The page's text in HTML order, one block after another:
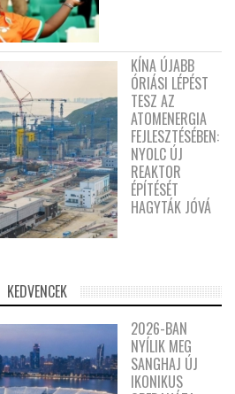
KÍNA ÚJABB
ÓRIÁSI LÉPÉST
TESZ AZ
ATOMENERGIA
FEJLESZTÉSÉBEN:
NYOLC ÚJ
REAKTOR
ÉPÍTÉSÉT
HAGYTÁK JÓVÁ
KEDVENCEK
2026-BAN
NYÍLIK MEG
SANGHAJ ÚJ
IKONIKUS